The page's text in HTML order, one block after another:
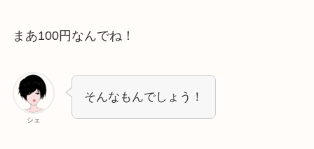
まあ100円なんでね！
シェ
そんなもんでしょう！